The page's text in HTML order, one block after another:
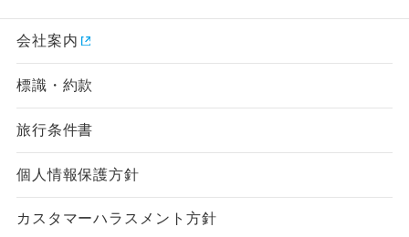
会社案内
標識・約款
旅行条件書
個人情報保護方針
カスタマーハラスメント方針